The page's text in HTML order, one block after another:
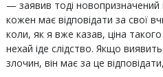
— заявив тоді
кожен має відповідати за свої
коли, як я вже казав, ціна
нехай іде слідство. Якщо
злочин, він має за це